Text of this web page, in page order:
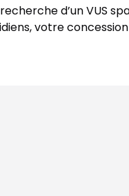
d’un VUS
votre